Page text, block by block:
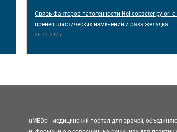
Связь факторов патогенности Helicobacter pylori с
пренеопластических изменений и рака желудка
26.11.2025
uMEDp - медицинский портал для врачей,